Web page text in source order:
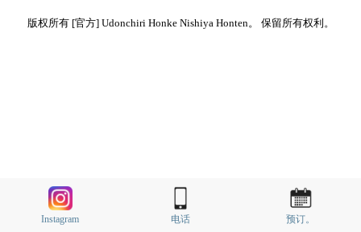
版权所有 [官方] Udonchiri Honke Nishiya Honten。 保留所有权利。
Instagram 电话 预订。